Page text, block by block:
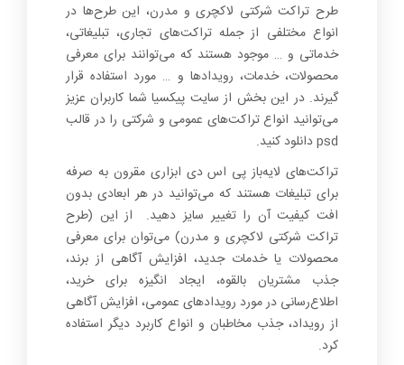
0
طرح تراکت شرکتی لاکچری و مدرن، این طرح‌ها در
انواع مختلفی از جمله تراکت‌های تجاری، تبلیغاتی،
خدماتی و … موجود هستند که می‌توانند برای معرفی
محصولات، خدمات، رویدادها و … مورد استفاده قرار
گیرند. در این بخش از سایت پیکسیا شما کاربران عزیز
می‌توانید انواع تراکت‌های عمومی و شرکتی را در قالب
psd دانلود کنید.
تراکت‌های لایه‌باز پی اس دی ابزاری مقرون به صرفه
برای تبلیغات هستند که می‌توانید در هر ابعادی بدون
افت کیفیت آن را تغییر سایز دهید. از این (طرح
تراکت شرکتی لاکچری و مدرن) می‌توان برای معرفی
محصولات یا خدمات جدید، افزایش آگاهی از برند،
جذب مشتریان بالقوه، ایجاد انگیزه برای خرید،
اطلاع‌رسانی در مورد رویدادهای عمومی، افزایش آگاهی
از رویداد، جذب مخاطبان و انواع کاربرد دیگر استفاده
کرد.